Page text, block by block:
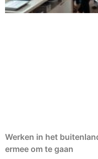
Werken in het
ermee om te gaan